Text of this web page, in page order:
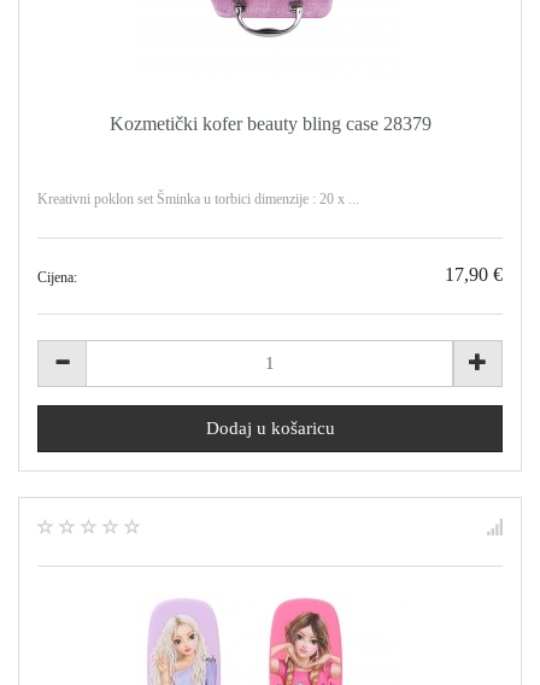
Kozmetički kofer beauty bling case 28379
Kreativni poklon set Šminka u torbici dimenzije : 20 x ...
Cijena: 17,90 €